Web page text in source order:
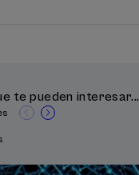
te pueden interesar...